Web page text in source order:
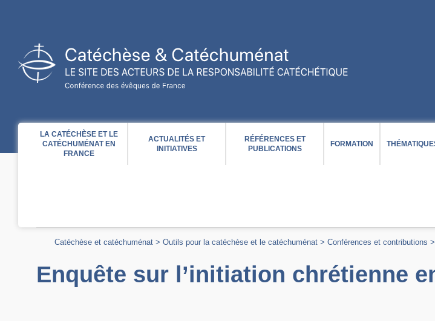
LA CATÉCHÈSE ET LE
CATÉCHUMÉNAT EN
FRANCE
ACTUALITÉS ET
INITIATIVES
RÉFÉRENCES ET
PUBLICATIONS
FORMATION
Catéchèse et catéchuménat > Outils pour la catéchèse et le catéchuménat > Conférences et contributions >
Enquête sur l’initiation chrétienne